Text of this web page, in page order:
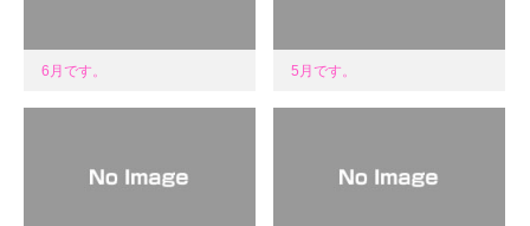
6月です。 5月です。